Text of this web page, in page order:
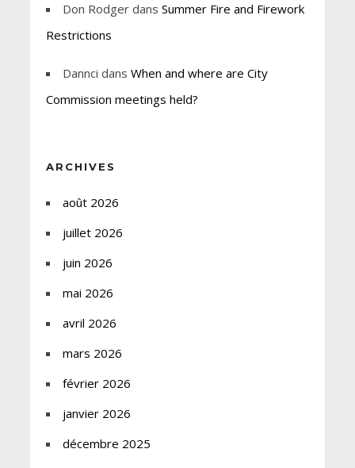
Don Rodgerdans Summer Fire and Firework
Restrictions
Dannci dans When and where are City
Commission meetings held?
ARCHIVES
août 2026
juillet 2026
juin 2026
mai 2026
avril 2026
mars 2026
février 2026
janvier 2026
décembre 2025